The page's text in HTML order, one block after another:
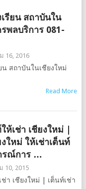
เรียน สถาบันใน
พลบริการ 081-
16, 2016
น สถาบันในเชียงใหม่
Read More
ห้เช่า เชียงใหม่ |
ใหม่ ให้เช่าเต็นท์
รณ์การ …
10, 2015
ช่า เชียงใหม่ | เต็นท์เช่า